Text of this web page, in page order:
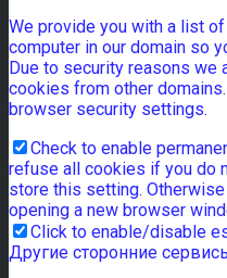
We provide you with a list
computer in our domain so
Due to security reasons we
cookies from other
browser security settings.
Check to enable
refuse all cookies if you do
store this setting.
opening a new browser
Click to enable/disable
Другие сторонние